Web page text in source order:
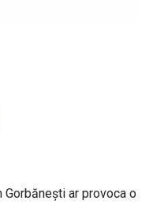
Gorbănești ar provoca o